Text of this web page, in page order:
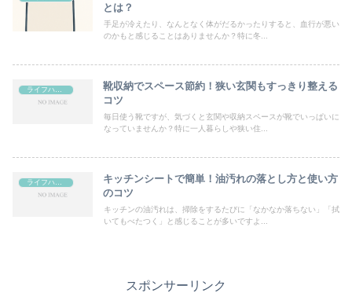
とは？
手足が冷えたり、なんとなく体がだるかったりすると、血行が悪い
のかもと感じることはありませんか？特に冬...
靴収納でスペース節約！狭い玄関もすっきり整える
コツ
毎日使う靴ですが、気づくと玄関や収納スペースが靴でいっぱいに
なっていませんか？特に一人暮らしや狭い住...
キッチンシートで簡単！油汚れの落とし方と使い方
のコツ
キッチンの油汚れは、掃除をするたびに「なかなか落ちない」「拭
いてもべたつく」と感じることが多いですよ...
スポンサーリンク